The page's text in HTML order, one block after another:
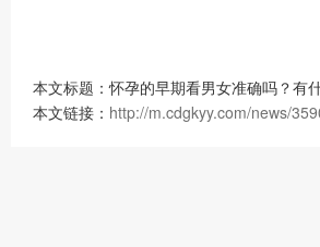
本文标题：怀孕的早期看男女准确吗？有
本文链接： http://m.cdgkyy.com/news/